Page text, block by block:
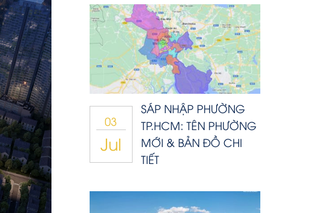
03
Jul
SÁP NHẬP PHƯỜNG
TP.HCM: TÊN PHƯỜNG
MỚI & BẢN ĐỒ CHI
TIẾT